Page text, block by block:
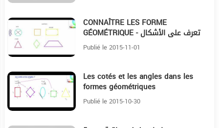
4:24 CONNAÎTRE LES FORME
GÉOMÉTRIQUE - تعرف على الأشكال
الهندسية
Publié le 2015-11-01
5:26 Les cotés et les angles dans les
formes géométriques
Publié le 2015-10-30